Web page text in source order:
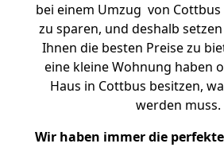
bei einem Umzug von Cottbus
zu sparen, und deshalb
Ihnen die besten Preise zu
eine kleine Wohnung haben
Haus in Cottbus besitzen,
werden muss.
Wir haben immer die